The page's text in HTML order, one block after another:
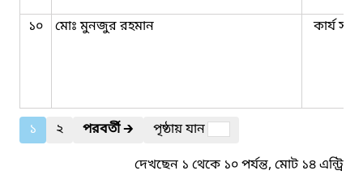
১০ মোঃ মুনজুর রহমান কার্য
১ ২ পরবর্তী🡲
পৃষ্ঠায় যান
দেখছেন ১ থেকে ১০ পর্যন্ত, মোট ১৪ এন্ট্রি